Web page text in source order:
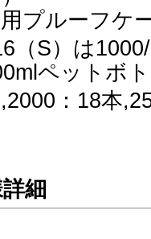
プルーフケ
（S）は
ペットボ
：18本
細